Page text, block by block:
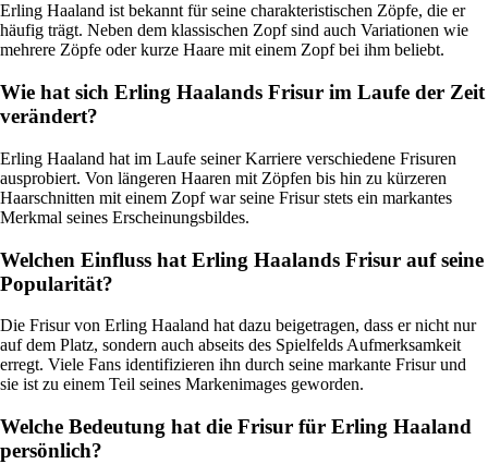
Erling Haaland ist bekannt für seine charakteristischen Zöpfe, die er
häufig trägt. Neben dem klassischen Zopf sind auch Variationen wie
mehrere Zöpfe oder kurze Haare mit einem Zopf bei ihm beliebt.
Wie hat sich Erling Haalands Frisur im Laufe der Zeit
verändert?
Erling Haaland hat im Laufe seiner Karriere verschiedene Frisuren
ausprobiert. Von längeren Haaren mit Zöpfen bis hin zu kürzeren
Haarschnitten mit einem Zopf war seine Frisur stets ein markantes
Merkmal seines Erscheinungsbildes.
Welchen Einfluss hat Erling Haalands Frisur auf seine
Popularität?
Die Frisur von Erling Haaland hat dazu beigetragen, dass er nicht nur
auf dem Platz, sondern auch abseits des Spielfelds Aufmerksamkeit
erregt. Viele Fans identifizieren ihn durch seine markante Frisur und
sie ist zu einem Teil seines Markenimages geworden.
Welche Bedeutung hat die Frisur für Erling Haaland
persönlich?